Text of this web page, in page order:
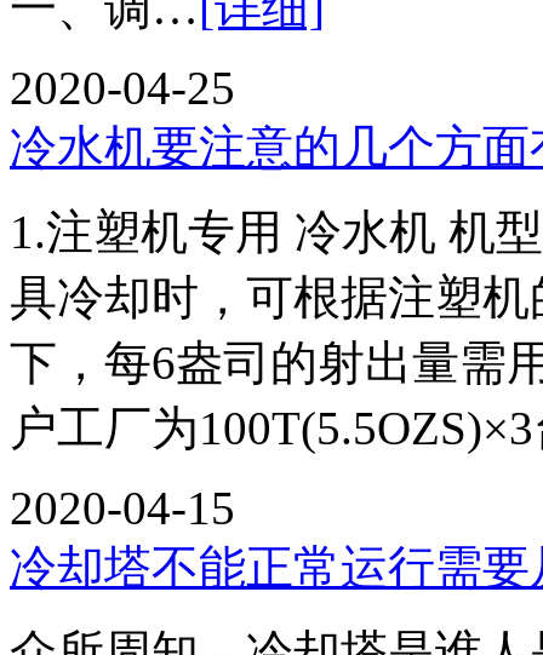
2020-04-25
冷水机要注意的几个方
1.注塑机专用 冷水机
具冷却时，可根据注塑
下，每6盎司的射出量需
户工厂为
2020-04-15
冷却塔不能正常运行需